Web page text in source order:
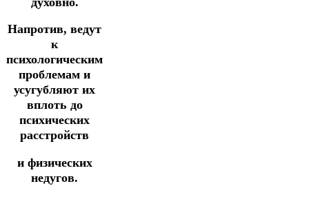
Напротив, ведут
к
психологическим
проблемам и
усугубляют их
вплоть до
психических
расстройств
и физических
недугов.